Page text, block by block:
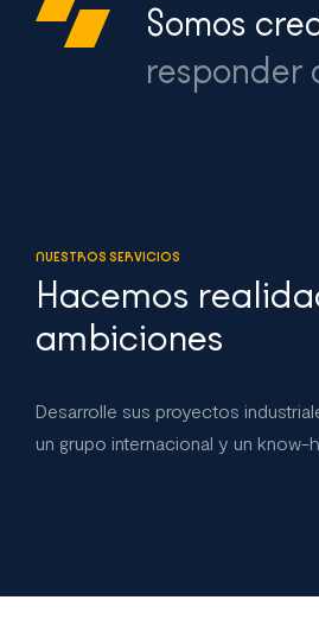
Somos
responder
NUESTROS SERVICIOS
Hacemos
ambiciones
Desarrolle sus proyectos
un grupo internacional y un know-